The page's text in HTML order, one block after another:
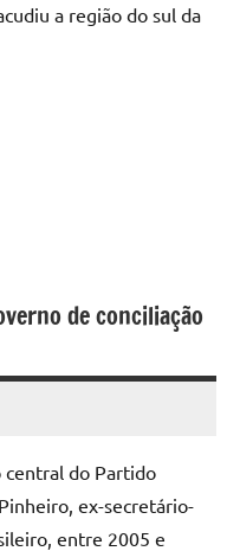
a região do sul da
de conciliação
central do Partido
ex-secretário-
entre 2005 e